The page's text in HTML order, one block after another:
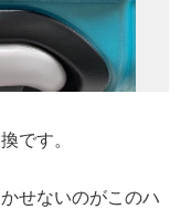
です。
せないのがこのハ